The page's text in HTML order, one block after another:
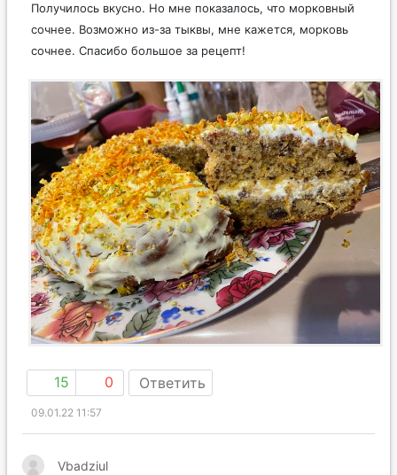
Получилось вкусно. Но мне показалось, что морковный
сочнее. Возможно из-за тыквы, мне кажется, морковь
сочнее. Спасибо большое за рецепт!
15 0 Ответить
09.01.22 11:57
Vbadziul